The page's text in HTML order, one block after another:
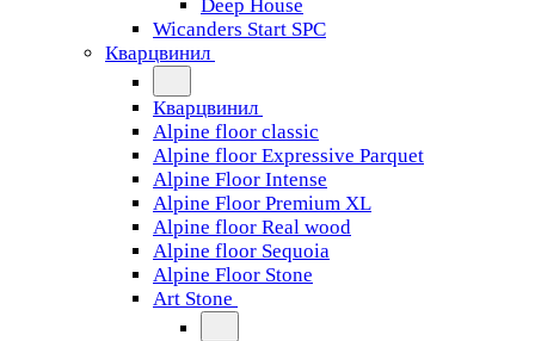
Deep House
Wicanders Start SPC
Кварцвинил
Кварцвинил
Alpine floor classic
Alpine floor Expressive Parquet
Alpine Floor Intense
Alpine Floor Premium XL
Alpine floor Real wood
Alpine floor Sequoia
Alpine Floor Stone
Art Stone